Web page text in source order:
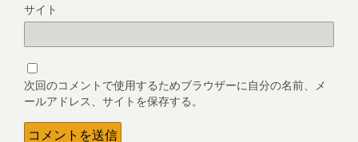
サイト
次回のコメントで使用するためブラウザーに自分の名前、メ
ールアドレス、サイトを保存する。